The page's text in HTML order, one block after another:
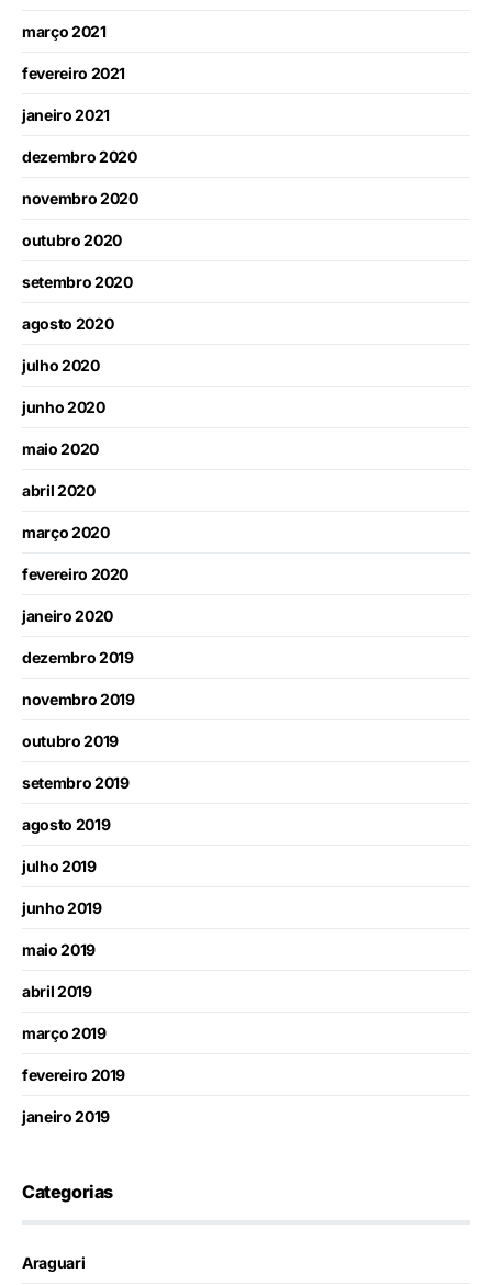
março 2021
fevereiro 2021
janeiro 2021
dezembro 2020
novembro 2020
outubro 2020
setembro 2020
agosto 2020
julho 2020
junho 2020
maio 2020
abril 2020
março 2020
fevereiro 2020
janeiro 2020
dezembro 2019
novembro 2019
outubro 2019
setembro 2019
agosto 2019
julho 2019
junho 2019
maio 2019
abril 2019
março 2019
fevereiro 2019
janeiro 2019
Categorias
Araguari